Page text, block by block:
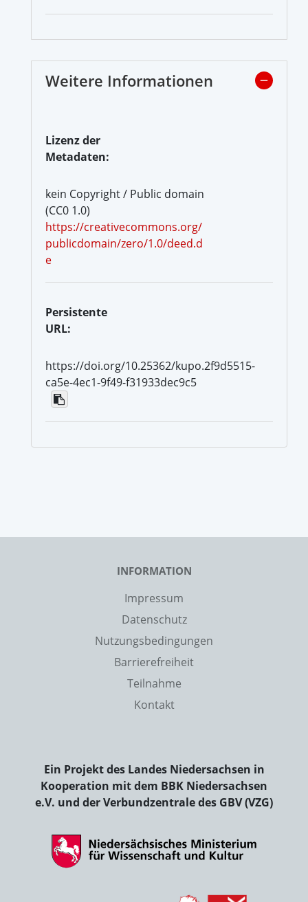
Weitere Informationen
Lizenz der
Metadaten:
kein Copyright / Public domain
(CC0 1.0)
https://creativecommons.org/
publicdomain/zero/1.0/deed.d
e
Persistente
URL:
https://doi.org/10.25362/kupo.2f9d5515-
ca5e-4ec1-9f49-f31933dec9c5
INFORMATION
Impressum
Datenschutz
Nutzungsbedingungen
Barrierefreiheit
Teilnahme
Kontakt
Ein Projekt des Landes Niedersachsen in
Kooperation mit dem BBK Niedersachsen
e.V. und der Verbundzentrale des GBV (VZG)